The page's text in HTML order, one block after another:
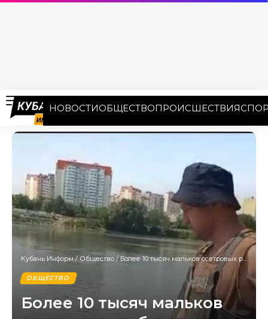
НОВОСТИОБЩЕСТВОПРОИСШЕСТВИЯ
Кубань Информ / Общество / Более 10 тысяч мальков осетровых рыб выпустят в реку Кубань
ОБЩЕСТВО
Более 10 тысяч мальков